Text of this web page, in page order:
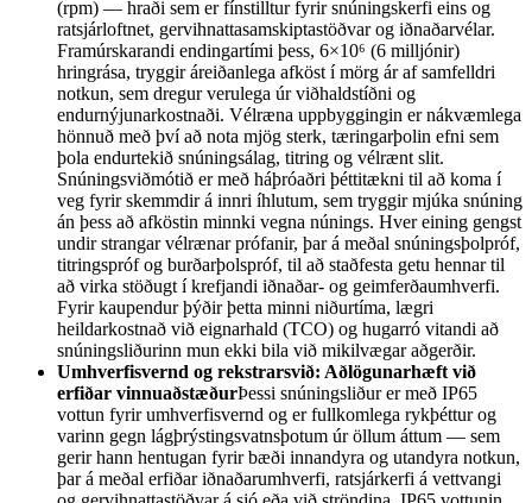
(rpm) — hraði sem er fínstilltur fyrir snúningskerfi eins og
ratsjárloftnet, gervihnattasamskiptastöðvar og iðnaðarvélar.
Framúrskarandi endingartími þess, 6×10⁶ (6 milljónir)
hringrása, tryggir áreiðanlega afköst í mörg ár af samfelldri
notkun, sem dregur verulega úr viðhaldstíðni og
endurnýjunarkostnaði. Vélræna uppbyggingin er nákvæmlega
hönnuð með því að nota mjög sterk, tæringarþolin efni sem
þola endurtekið snúningsálag, titring og vélrænt slit.
Snúningsviðmótið er með háþróaðri þéttitækni til að koma í
veg fyrir skemmdir á innri íhlutum, sem tryggir mjúka snúning
án þess að afköstin minnki vegna núnings. Hver eining gengst
undir strangar vélrænar prófanir, þar á meðal snúningsþolpróf,
titringspróf og burðarþolspróf, til að staðfesta getu hennar til
að virka stöðugt í krefjandi iðnaðar- og geimferðaumhverfi.
Fyrir kaupendur þýðir þetta minni niðurtíma, lægri
heildarkostnað við eignarhald (TCO) og hugarró vitandi að
snúningsliðurinn mun ekki bila við mikilvægar aðgerðir.
Umhverfisvernd og rekstrarsvið: Aðlögunarhæft við
erfiðar vinnuaðstæðurÞessi snúningsliður er með IP65
vottun fyrir umhverfisvernd og er fullkomlega rykþéttur og
varinn gegn lágþrýstingsvatnsþotum úr öllum áttum — sem
gerir hann hentugan fyrir bæði innandyra og utandyra notkun,
þar á meðal erfiðar iðnaðarumhverfi, ratsjárkerfi á vettvangi